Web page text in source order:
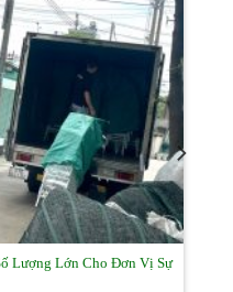
Lượng Lớn Cho Đơn Vị Sự